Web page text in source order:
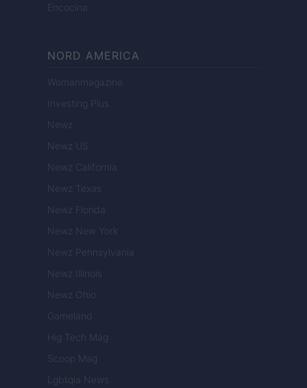
Encocina
NORD AMERICA
Womanmagazine
Investing Plus
Newz
Newz US
Newz California
Newz Texas
Newz Florida
Newz New York
Newz Pennsylvania
Newz Illinois
Newz Ohio
Gameland
Hig Tech Mag
Scoop Mag
Lgbtqia News